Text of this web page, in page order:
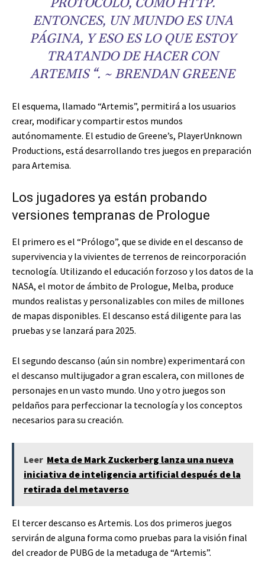
PROTOCOLO, COMO HTTP.
ENTONCES, UN MUNDO ES UNA
PÁGINA, Y ESO ES LO QUE ESTOY
TRATANDO DE HACER CON
ARTEMIS “. ~ BRENDAN GREENE
El esquema, llamado “Artemis”, permitirá a los usuarios
crear, modificar y compartir estos mundos
autónomamente. El estudio de Greene’s, PlayerUnknown
Productions, está desarrollando tres juegos en preparación
para Artemisa.
Los jugadores ya están probando
versiones tempranas de Prologue
El primero es el “Prólogo”, que se divide en el descanso de
supervivencia y la vivientes de terrenos de reincorporación
tecnología. Utilizando el educación forzoso y los datos de la
NASA, el motor de ámbito de Prologue, Melba, produce
mundos realistas y personalizables con miles de millones
de mapas disponibles. El descanso está diligente para las
pruebas y se lanzará para 2025.
El segundo descanso (aún sin nombre) experimentará con
el descanso multijugador a gran escalera, con millones de
personajes en un vasto mundo. Uno y otro juegos son
peldaños para perfeccionar la tecnología y los conceptos
necesarios para su creación.
Leer Meta de Mark Zuckerberg lanza una nueva
iniciativa de inteligencia artificial después de la
retirada del metaverso
El tercer descanso es Artemis. Los dos primeros juegos
servirán de alguna forma como pruebas para la visión final
del creador de PUBG de la metaduga de “Artemis”.